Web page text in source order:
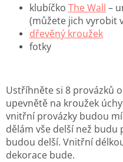
klubíčko The Wall –
(můžete jich vyrobit
dřevěný kroužek
fotky
Ustříhněte si 8 provázků
upevnětě na kroužek
vnitřní provázky budou
dělám vše delší než
budou delší. Vnitřní
dekorace bude.